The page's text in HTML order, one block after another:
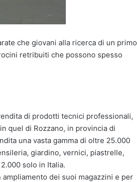
che giovani alla ricerca di un primo
retribuiti che possono spesso
di prodotti tecnici professionali,
quel di Rozzano, in provincia di
una vasta gamma di oltre 25.000
giardino, vernici, piastrelle,
solo in Italia.
dei suoi magazzini e per